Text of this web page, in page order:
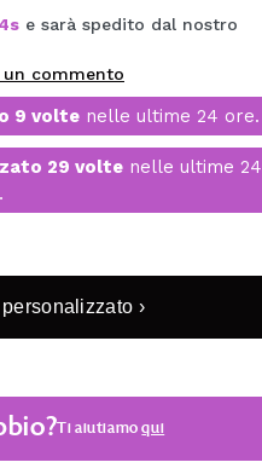
se sarà spedito dal nostro
un commento
9 voltenelle ultime 24 ore.
29 volte nelle ultime 24
›
Ti aiutiamoqui